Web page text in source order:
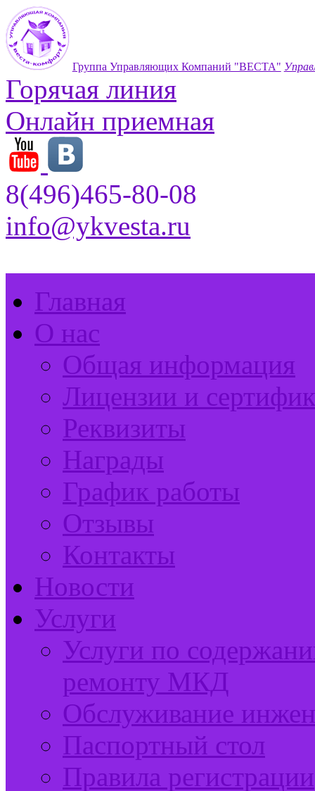
Группа Управляющих Компаний "ВЕСТА"
Горячая линия
Онлайн приемная
8(496)465-80-08
info@ykvesta.ru
Главная
О нас
Общая информация
Лицензии и
Реквизиты
Награды
График работы
Отзывы
Контакты
Новости
Услуги
Услуги по
ремонту МКД
Обслуживание
Паспортный стол
Правила регистрации